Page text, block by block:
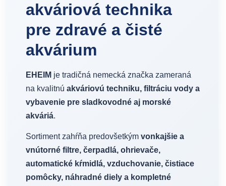
akváriová technika
pre zdravé a čisté
akvárium
EHEIM je tradičná nemecká značka zameraná
na kvalitnú akváriovú techniku, filtráciu vody a
vybavenie pre sladkovodné aj morské
akváriá.
Sortiment zahŕňa predovšetkým vonkajšie a
vnútorné filtre, čerpadlá, ohrievače,
automatické kŕmidlá, vzduchovanie, čistiace
pomôcky, náhradné diely a kompletné